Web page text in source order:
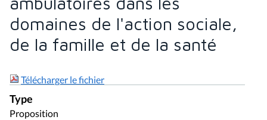
domaines de l'action sociale,
de la famille et de la santé
Télécharger le fichier
Type
Proposition